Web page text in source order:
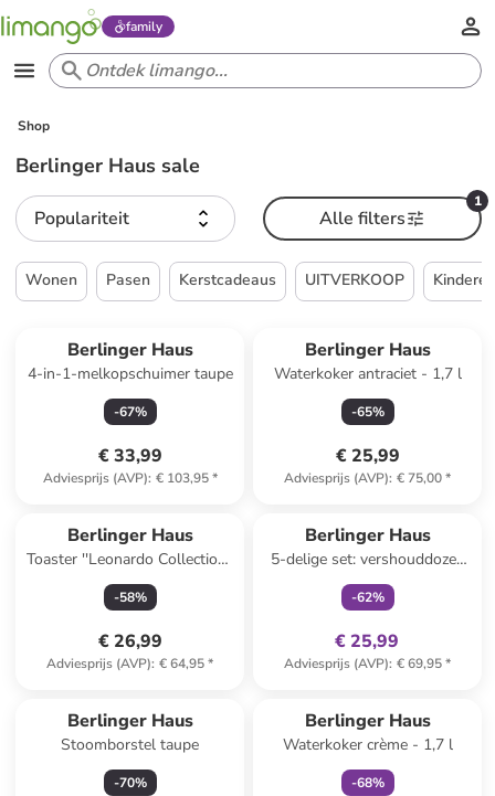
family
Shop
Berlinger Haus sale
Populariteit
1
Alle filters
Wonen Pasen Kerstcadeaus UITVERKOOP
Berlinger Haus
4-in-1-melkopschuimer taupe
-67%
€ 33,99
Adviesprijs (AVP): € 103,95*
Berlinger Haus
Waterkoker antraciet - 1,7 l
-65%
€ 25,99
Adviesprijs (AVP): € 75,00*
Berlinger Haus
Toaster ''Leonardo Collection''
bordeaux
-58%
€ 26,99
Adviesprijs (AVP): € 64,95*
Berlinger Haus
5-delige set: vershouddozen
taupe
-62%
€ 25,99
Adviesprijs (AVP): € 69,95*
Berlinger Haus
Stoomborstel taupe
-70%
Berlinger Haus
Waterkoker crème - 1,7 l
-68%